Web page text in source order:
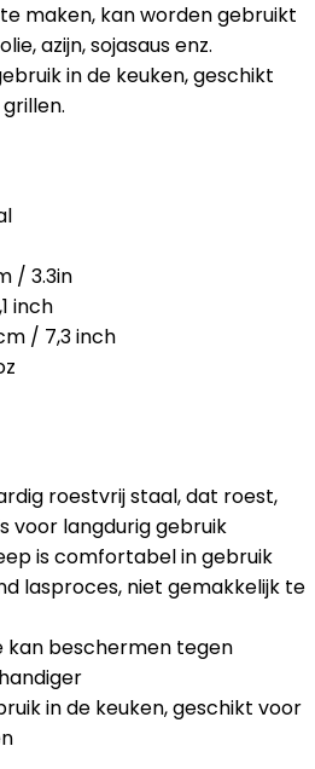
maken, kan worden gebruikt
azijn, sojasaus enz.
in de keuken, geschikt
/ 3.3in
inch
/ 7,3 inch
roestvrij staal, dat roest,
voor langdurig gebruik
is comfortabel in gebruik
lasproces, niet gemakkelijk te
kan beschermen tegen
in de keuken, geschikt voor